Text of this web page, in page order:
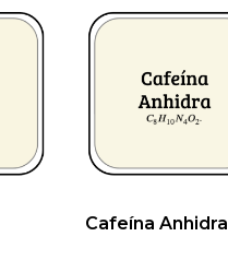
Cafeína Anhidra